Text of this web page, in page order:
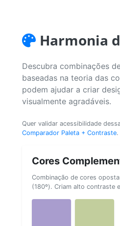
Harmonia
Descubra combinações
baseadas na teoria das
podem ajudar a criar
visualmente agradáveis.
Quer validar acessibilidade
Comparador Paleta + Contraste.
Cores
Combinação de cores
(180º). Criam alto contraste